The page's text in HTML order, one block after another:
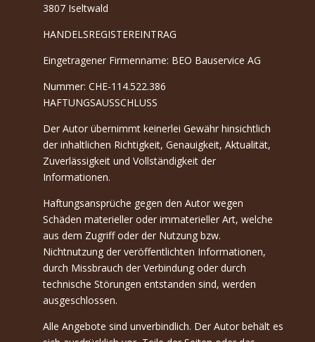
3807 Iseltwald
HANDELSREGISTEREINTRAG
Eingetragener Firmenname: BEO Bauservice AG
Nummer: CHE-114.522.386
HAFTUNGSAUSSCHLUSS
Der Autor übernimmt keinerlei Gewähr hinsichtlich
der inhaltlichen Richtigkeit, Genauigkeit, Aktualität,
Zuverlässigkeit und Vollständigkeit der
Informationen.
Haftungsansprüche gegen den Autor wegen
Schäden materieller oder immaterieller Art, welche
aus dem Zugriff oder der Nutzung bzw.
Nichtnutzung der veröffentlichten Informationen,
durch Missbrauch der Verbindung oder durch
technische Störungen entstanden sind, werden
ausgeschlossen.
Alle Angebote sind unverbindlich. Der Autor behält es